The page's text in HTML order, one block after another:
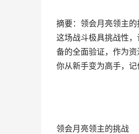
摘要：领会月亮领主
这场战斗极具挑战性
备的全面验证，作为
你从新手变为高手，
领会月亮领主的挑战